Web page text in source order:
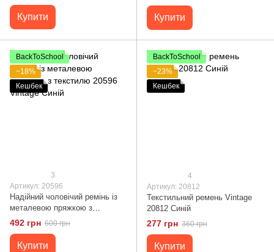
Купити Купити
BackToSchool
−18%
Кешбек
3
Артикул: 20596
Надійний чоловічий ремінь із
металевою пряжкою з
текстилю 20596 Vintage Синій
492 грн 600 грн
Купити
BackToSchool
−23%
Кешбек
4
Артикул: 20812
Текстильний ремень Vintage
20812 Синій
277 грн 360 грн
Купити